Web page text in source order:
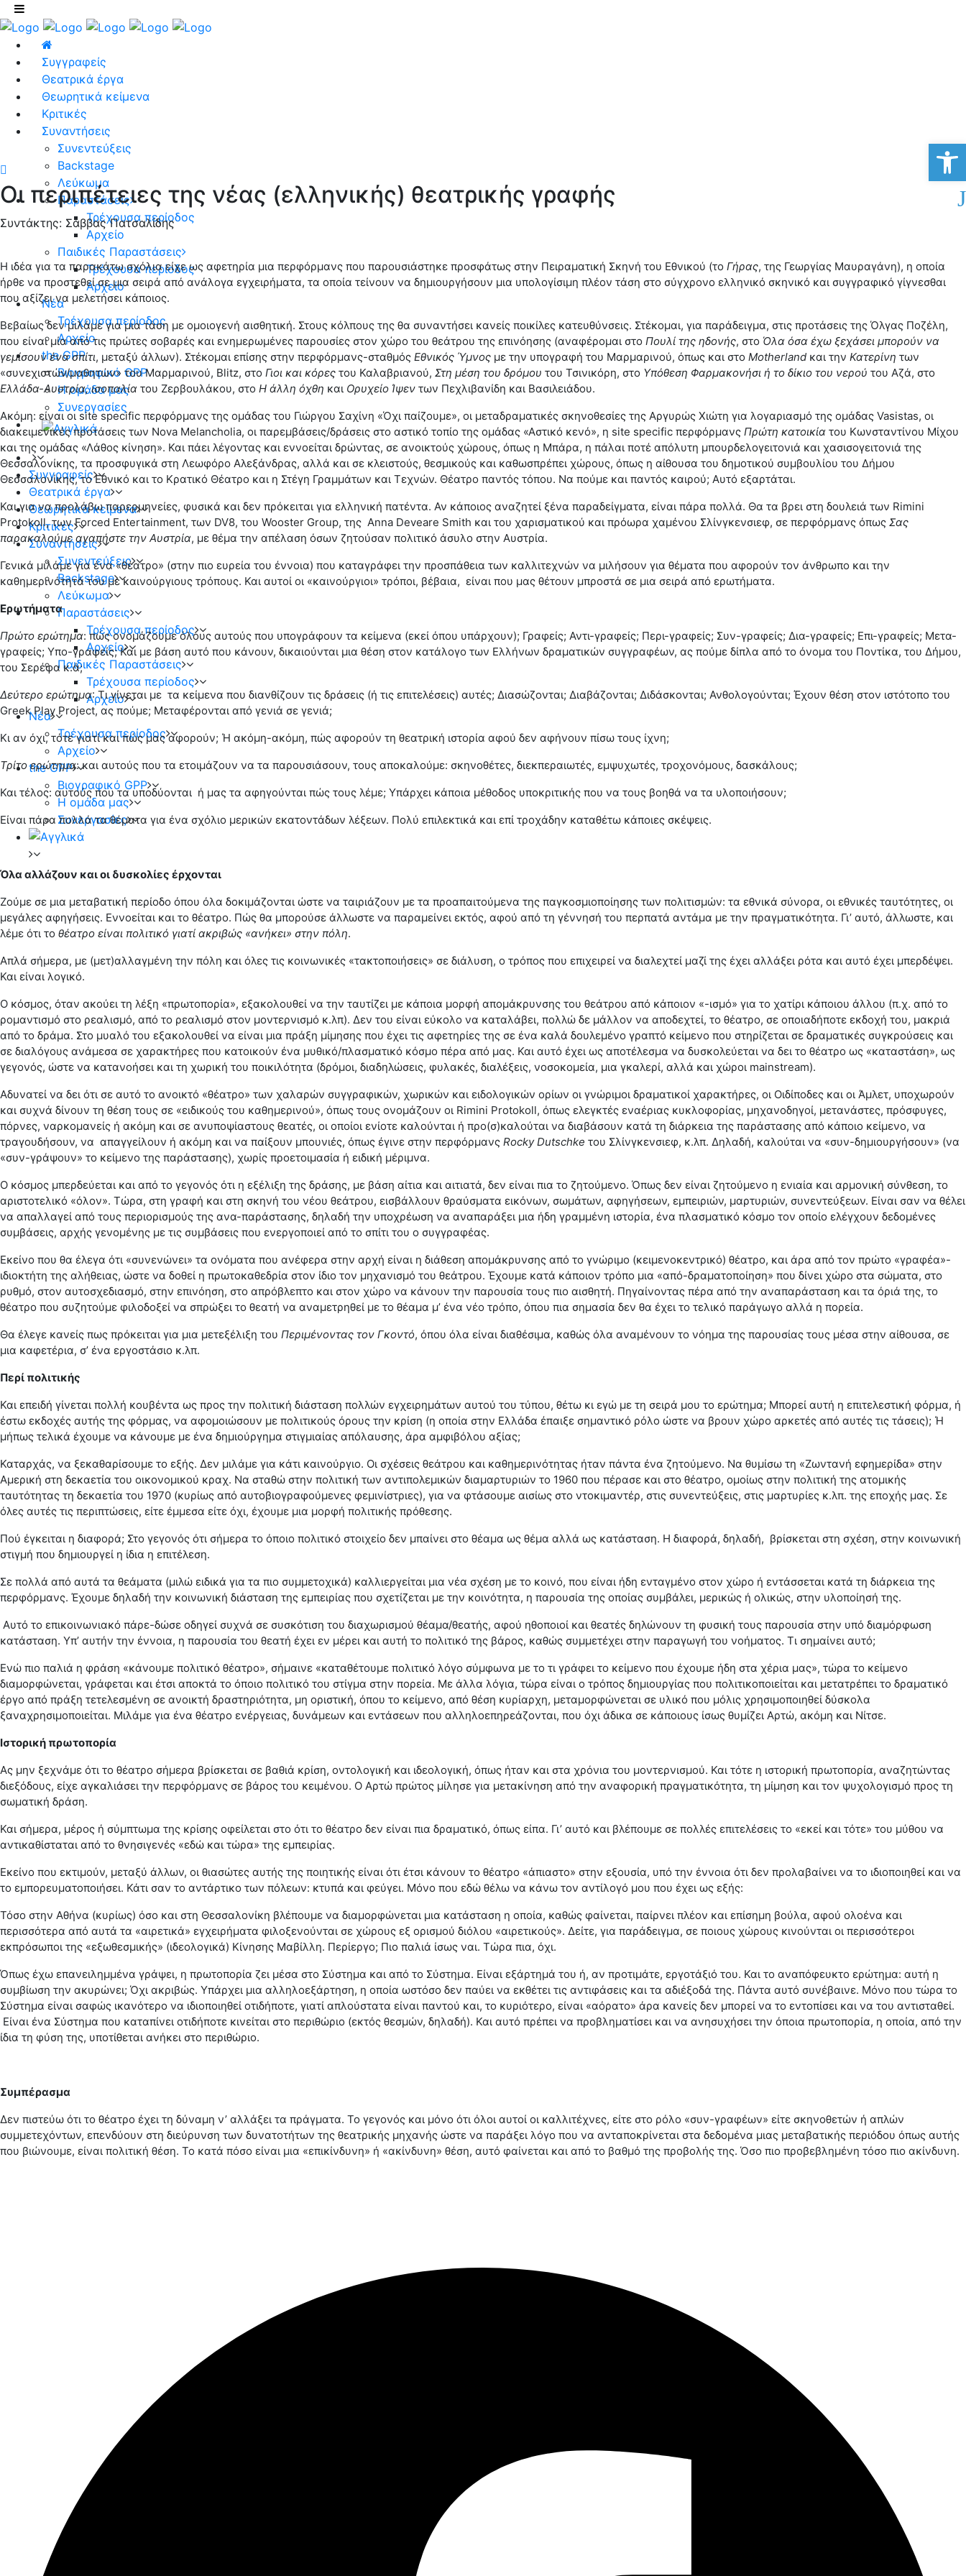
Συγγραφείς
Θεατρικά έργα
Θεωρητικά κείμενα
Κριτικές
Συναντήσεις
Συνεντεύξεις
Backstage
Λεύκωμα
Παραστάσεις
Τρέχουσα περίοδος
Αρχείο
Παιδικές Παραστάσεις
Τρέχουσα περίοδος
Αρχείο
Νέα
Τρέχουσα περίοδος
Αρχείο
the GPP
Βιογραφικό GPP
Η ομάδα μας
Συνεργασίες
Συγγραφείς
Θεατρικά έργα
Θεωρητικά κείμενα
Κριτικές
Συναντήσεις
Συνεντεύξεις
Backstage
Λεύκωμα
Παραστάσεις
Τρέχουσα περίοδος
Αρχείο
Παιδικές Παραστάσεις
Τρέχουσα περίοδος
Αρχείο
Νέα
Τρέχουσα περίοδος
Αρχείο
the GPP
Βιογραφικό GPP
Η ομάδα μας
Συνεργασίες
Οι περιπέτειες της νέας (ελληνικής) θεατρικής γραφής
Συντάκτης: Σάββας Πατσαλίδης
Η ιδέα για τα παρακάτω σχόλια είχε ως αφετηρία μια περφόρμανς που παρουσιάστηκε προσφάτως στην Πειραματική Σκηνή του Εθνικού (το Γήρας, της Γεωργίας Μαυραγάνη), η οποία
ήρθε να προστεθεί σε μια σειρά από ανάλογα εγχειρήματα, τα οποία τείνουν να δημιουργήσουν μια υπολογίσιμη πλέον τάση στο σύγχρονο ελληνικό σκηνικό και συγγραφικό γίγνεσθαι
που αξίζει να μελετήσει κάποιος.
Βεβαίως δεν μιλάμε για μια τάση με ομοιογενή αισθητική. Στους κόλπους της θα συναντήσει κανείς ποικίλες κατευθύνσεις. Στέκομαι, για παράδειγμα, στις προτάσεις της Όλγας Ποζέλη,
που είναι μία από τις πρώτες σοβαρές και ενημερωμένες παρουσίες στον χώρο του θεάτρου της επινόησης (αναφέρομαι στο Πουλί της ηδονής, στο Όλα όσα έχω ξεχάσει μπορούν να
γεμίσουν ένα σπίτι, μεταξύ άλλων). Στέκομαι επίσης στην περφόρμανς-σταθμός Εθνικός Ύμνος με την υπογραφή του Μαρμαρινού, όπως και στο Motherland και την Κατερίνη των
«συνεχιστών/μαθητών» του Μαρμαρινού, Blitz, στο Γιοι και κόρες του Καλαβριανού, Στη μέση του δρόμου του Τσινικόρη, στο Υπόθεση Φαρμακονήσι ή το δίκιο του νερού του Αζά, στο
Ελλάδα-Αυστρία, ισοπαλία του Ζερβουλάκου, στο Η άλλη όχθη και Ορυχείο Ίψεν των Πεχλιβανίδη και Βασιλειάδου.
Ακόμη: είναι οι site specific περφόρμανς της ομάδας του Γιώργου Σαχίνη «Όχι παίζουμε», οι μεταδραματικές σκηνοθεσίες της Αργυρώς Χιώτη για λογαριασμό της ομάδας Vasistas, οι
διακειμενικές προτάσεις των Nova Melancholia, οι παρεμβάσεις/δράσεις στο αστικό τοπίο της ομάδας «Αστικό κενό», η site specific περφόρμανς Πρώτη κατοικία του Κωνσταντίνου Μίχου
και της ομάδας «Λάθος κίνηση». Και πάει λέγοντας και εννοείται δρώντας, σε ανοικτούς χώρους, όπως η Μπάρα, η πάλαι ποτέ απόλυτη μπουρδελογειτονιά και χασισογειτονιά της
Θεσσαλονίκης, τα προσφυγικά στη Λεωφόρο Αλεξάνδρας, αλλά και σε κλειστούς, θεσμικούς και καθωσπρέπει χώρους, όπως η αίθουσα του δημοτικού συμβουλίου του Δήμου
Θεσσαλονίκης, το Εθνικό και το Κρατικό Θέατρο και η Στέγη Γραμμάτων και Τεχνών. Θέατρο παντός τόπου. Να πούμε και παντός καιρού; Αυτό εξαρτάται.
Και για να προλάβω παρερμηνείες, φυσικά και δεν πρόκειται για ελληνική πατέντα. Αν κάποιος αναζητεί ξένα παραδείγματα, είναι πάρα πολλά. Θα τα βρει στη δουλειά των Rimini
Protokoll, των Forced Entertainment, των DV8, του Wooster Group, της Anna Deveare Smith και του χαρισματικού και πρόωρα χαμένου Σλίνγκενσιεφ, σε περφόρμανς όπως Σας
παρακαλούμε αγαπήστε την Αυστρία, με θέμα την απέλαση όσων ζητούσαν πολιτικό άσυλο στην Αυστρία.
Γενικά μιλάμε για ένα «θέατρο» (στην πιο ευρεία του έννοια) που καταγράφει την προσπάθεια των καλλιτεχνών να μιλήσουν για θέματα που αφορούν τον άνθρωπο και την
καθημερινότητά του με καινούργιους τρόπους. Και αυτοί οι «καινούργιοι» τρόποι, βέβαια, είναι που μας θέτουν μπροστά σε μια σειρά από ερωτήματα.
Ερωτήματα
Πρώτο ερώτημα: πώς ονομάζουμε όλους αυτούς που υπογράφουν τα κείμενα (εκεί όπου υπάρχουν); Γραφείς; Αντι-γραφείς; Περι-γραφείς; Συν-γραφείς; Δια-γραφείς; Επι-γραφείς; Μετα-
γραφείς; Υπο-γραφείς; Και με βάση αυτό που κάνουν, δικαιούνται μια θέση στον κατάλογο των Ελλήνων δραματικών συγγραφέων, ας πούμε δίπλα από το όνομα του Ποντίκα, του Δήμου,
του Σερέφα κ.ά;
Δεύτερο ερώτημα: Τι γίνεται με τα κείμενα που διανθίζουν τις δράσεις (ή τις επιτελέσεις) αυτές; Διασώζονται; Διαβάζονται; Διδάσκονται; Ανθολογούνται; Έχουν θέση στον ιστότοπο του
Greek Play Project, ας πούμε; Μεταφέρονται από γενιά σε γενιά;
Κι αν όχι, τότε γιατί και πώς μας αφορούν; Ή ακόμη-ακόμη, πώς αφορούν τη θεατρική ιστορία αφού δεν αφήνουν πίσω τους ίχνη;
Τρίτο ερώτημα: και αυτούς που τα ετοιμάζουν να τα παρουσιάσουν, τους αποκαλούμε: σκηνοθέτες, διεκπεραιωτές, εμψυχωτές, τροχονόμους, δασκάλους;
Και τέλος: αυτούς που τα υποδύονται ή μας τα αφηγούνται πώς τους λέμε; Υπάρχει κάποια μέθοδος υποκριτικής που να τους βοηθά να τα υλοποιήσουν;
Είναι πάρα πολλά τα θέματα για ένα σχόλιο μερικών εκατοντάδων λέξεων. Πολύ επιλεκτικά και επί τροχάδην καταθέτω κάποιες σκέψεις.
Όλα αλλάζουν και οι δυσκολίες έρχονται
Ζούμε σε μια μεταβατική περίοδο όπου όλα δοκιμάζονται ώστε να ταιριάζουν με τα προαπαιτούμενα της παγκοσμιοποίησης των πολιτισμών: τα εθνικά σύνορα, οι εθνικές ταυτότητες, οι
μεγάλες αφηγήσεις. Εννοείται και το θέατρο. Πώς θα μπορούσε άλλωστε να παραμείνει εκτός, αφού από τη γέννησή του περπατά αντάμα με την πραγματικότητα. Γι’ αυτό, άλλωστε, και
λέμε ότι το θέατρο είναι πολιτικό γιατί ακριβώς «ανήκει» στην πόλη.
Απλά σήμερα, με (μετ)αλλαγμένη την πόλη και όλες τις κοινωνικές «τακτοποιήσεις» σε διάλυση, ο τρόπος που επιχειρεί να διαλεχτεί μαζί της έχει αλλάξει ρότα και αυτό έχει μπερδέψει.
Και είναι λογικό.
Ο κόσμος, όταν ακούει τη λέξη «πρωτοπορία», εξακολουθεί να την ταυτίζει με κάποια μορφή απομάκρυνσης του θεάτρου από κάποιον «-ισμό» για το χατίρι κάποιου άλλου (π.χ. από το
ρομαντισμό στο ρεαλισμό, από το ρεαλισμό στον μοντερνισμό κ.λπ). Δεν του είναι εύκολο να καταλάβει, πολλώ δε μάλλον να αποδεχτεί, το θέατρο, σε οποιαδήποτε εκδοχή του, μακριά
από το δράμα. Στο μυαλό του εξακολουθεί να είναι μια πράξη μίμησης που έχει τις αφετηρίες της σε ένα καλά δουλεμένο γραπτό κείμενο που στηρίζεται σε δραματικές συγκρούσεις και
σε διαλόγους ανάμεσα σε χαρακτήρες που κατοικούν ένα μυθικό/πλασματικό κόσμο πέρα από μας. Και αυτό έχει ως αποτέλεσμα να δυσκολεύεται να δει το θέατρο ως «καταστάση», ως
γεγονός, ώστε να κατανοήσει και τη χωρική του ποικιλότητα (δρόμοι, διαδηλώσεις, φυλακές, διαλέξεις, νοσοκομεία, μια γκαλερί, αλλά και χώροι mainstream).
Αδυνατεί να δει ότι σε αυτό το ανοικτό «θέατρο» των χαλαρών συγγραφικών, χωρικών και ειδολογικών ορίων οι γνώριμοι δραματικοί χαρακτήρες, οι Οιδίποδες και οι Άμλετ, υποχωρούν
και συχνά δίνουν τη θέση τους σε «ειδικούς του καθημερινού», όπως τους ονομάζουν οι Rimini Protokoll, όπως ελεγκτές εναέριας κυκλοφορίας, μηχανοδηγοί, μετανάστες, πρόσφυγες,
πόρνες, ναρκομανείς ή ακόμη και σε ανυποψίαστους θεατές, οι οποίοι ενίοτε καλούνται ή προ(σ)καλούται να διαβάσουν κατά τη διάρκεια της παράστασης από κάποιο κείμενο, να
τραγουδήσουν, να απαγγείλουν ή ακόμη και να παίξουν μπουνιές, όπως έγινε στην περφόρμανς Rocky Dutschke του Σλίνγκενσιεφ, κ.λπ. Δηλαδή, καλούται να «συν-δημιουργήσουν» (να
«συν-γράψουν» το κείμενο της παράστασης), χωρίς προετοιμασία ή ειδική μέριμνα.
Ο κόσμος μπερδεύεται και από το γεγονός ότι η εξέλιξη της δράσης, με βάση αίτια και αιτιατά, δεν είναι πια το ζητούμενο. Όπως δεν είναι ζητούμενο η ενιαία και αρμονική σύνθεση, το
αριστοτελικό «όλον». Τώρα, στη γραφή και στη σκηνή του νέου θεάτρου, εισβάλλουν θραύσματα εικόνων, σωμάτων, αφηγήσεων, εμπειριών, μαρτυριών, συνεντεύξεων. Είναι σαν να θέλει
να απαλλαγεί από τους περιορισμούς της ανα-παράστασης, δηλαδή την υποχρέωση να αναπαράξει μια ήδη γραμμένη ιστορία, ένα πλασματικό κόσμο τον οποίο ελέγχουν δεδομένες
συμβάσεις, αρχής γενομένης με τις συμβάσεις που ενεργοποιεί από το σπίτι του ο συγγραφέας.
Εκείνο που θα έλεγα ότι «συνενώνει» τα ονόματα που ανέφερα στην αρχή είναι η διάθεση απομάκρυνσης από το γνώριμο (κειμενοκεντρικό) θέατρο, και άρα από τον πρώτο «γραφέα»-
ιδιοκτήτη της αλήθειας, ώστε να δοθεί η πρωτοκαθεδρία στον ίδιο τον μηχανισμό του θεάτρου. Έχουμε κατά κάποιον τρόπο μια «από-δραματοποίηση» που δίνει χώρο στα σώματα, στο
ρυθμό, στον αυτοσχεδιασμό, στην επινόηση, στο απρόβλεπτο και στον χώρο να κάνουν την παρουσία τους πιο αισθητή. Πηγαίνοντας πέρα από την αναπαράσταση και τα όριά της, το
θέατρο που συζητούμε φιλοδοξεί να σπρώξει το θεατή να αναμετρηθεί με το θέαμα μ’ ένα νέο τρόπο, όπου πια σημασία δεν θα έχει το τελικό παράγωγο αλλά η πορεία.
Θα έλεγε κανείς πως πρόκειται για μια μετεξέλιξη του Περιμένοντας τον Γκοντό, όπου όλα είναι διαθέσιμα, καθώς όλα αναμένουν το νόημα της παρουσίας τους μέσα στην αίθουσα, σε
μια καφετέρια, σ’ ένα εργοστάσιο κ.λπ.
Περί πολιτικής
Και επειδή γίνεται πολλή κουβέντα ως προς την πολιτική διάσταση πολλών εγχειρημάτων αυτού του τύπου, θέτω κι εγώ με τη σειρά μου το ερώτημα; Μπορεί αυτή η επιτελεστική φόρμα, ή
έστω εκδοχές αυτής της φόρμας, να αφομοιώσουν με πολιτικούς όρους την κρίση (η οποία στην Ελλάδα έπαιξε σημαντικό ρόλο ώστε να βρουν χώρο αρκετές από αυτές τις τάσεις); Ή
μήπως τελικά έχουμε να κάνουμε με ένα δημιούργημα στιγμιαίας απόλαυσης, άρα αμφιβόλου αξίας;
Καταρχάς, να ξεκαθαρίσουμε το εξής. Δεν μιλάμε για κάτι καινούργιο. Οι σχέσεις θεάτρου και καθημερινότητας ήταν πάντα ένα ζητούμενο. Να θυμίσω τη «Ζωντανή εφημερίδα» στην
Αμερική στη δεκαετία του οικονομικού κραχ. Να σταθώ στην πολιτική των αντιπολεμικών διαμαρτυριών το 1960 που πέρασε και στο θέατρο, ομοίως στην πολιτική της ατομικής
ταυτότητας τη δεκαετία του 1970 (κυρίως από αυτοβιογραφούμενες φεμινίστριες), για να φτάσουμε αισίως στο ντοκιμαντέρ, στις συνεντεύξεις, στις μαρτυρίες κ.λπ. της εποχής μας. Σε
όλες αυτές τις περιπτώσεις, είτε έμμεσα είτε όχι, έχουμε μια μορφή πολιτικής πρόθεσης.
Πού έγκειται η διαφορά; Στο γεγονός ότι σήμερα το όποιο πολιτικό στοιχείο δεν μπαίνει στο θέαμα ως θέμα αλλά ως κατάσταση. Η διαφορά, δηλαδή, βρίσκεται στη σχέση, στην κοινωνική
στιγμή που δημιουργεί η ίδια η επιτέλεση.
Σε πολλά από αυτά τα θεάματα (μιλώ ειδικά για τα πιο συμμετοχικά) καλλιεργείται μια νέα σχέση με το κοινό, που είναι ήδη ενταγμένο στον χώρο ή εντάσσεται κατά τη διάρκεια της
περφόρμανς. Έχουμε δηλαδή την κοινωνική διάσταση της εμπειρίας που σχετίζεται με την κοινότητα, η παρουσία της οποίας συμβάλει, μερικώς ή ολικώς, στην υλοποίησή της.
Αυτό το επικοινωνιακό πάρε-δώσε οδηγεί συχνά σε συσκότιση του διαχωρισμού θέαμα/θεατής, αφού ηθοποιοί και θεατές δηλώνουν τη φυσική τους παρουσία στην υπό διαμόρφωση
κατάσταση. Υπ’ αυτήν την έννοια, η παρουσία του θεατή έχει εν μέρει και αυτή το πολιτικό της βάρος, καθώς συμμετέχει στην παραγωγή του νοήματος. Τι σημαίνει αυτό;
Ενώ πιο παλιά η φράση «κάνουμε πολιτικό θέατρο», σήμαινε «καταθέτουμε πολιτικό λόγο σύμφωνα με το τι γράφει το κείμενο που έχουμε ήδη στα χέρια μας», τώρα το κείμενο
διαμορφώνεται, γράφεται και έτσι αποκτά το όποιο πολιτικό του στίγμα στην πορεία. Με άλλα λόγια, τώρα είναι ο τρόπος δημιουργίας που πολιτικοποιείται και μετατρέπει το δραματικό
έργο από πράξη τετελεσμένη σε ανοικτή δραστηριότητα, μη οριστική, όπου το κείμενο, από θέση κυρίαρχη, μεταμορφώνεται σε υλικό που μόλις χρησιμοποιηθεί δύσκολα
ξαναχρησιμοποιείται. Μιλάμε για ένα θέατρο ενέργειας, δυνάμεων και εντάσεων που αλληλοεπηρεάζονται, που όχι άδικα σε κάποιους ίσως θυμίζει Αρτώ, ακόμη και Νίτσε.
Ιστορική πρωτοπορία
Ας μην ξεχνάμε ότι το θέατρο σήμερα βρίσκεται σε βαθιά κρίση, οντολογική και ιδεολογική, όπως ήταν και στα χρόνια του μοντερνισμού. Και τότε η ιστορική πρωτοπορία, αναζητώντας
διεξόδους, είχε αγκαλιάσει την περφόρμανς σε βάρος του κειμένου. Ο Αρτώ πρώτος μίλησε για μετακίνηση από την αναφορική πραγματικότητα, τη μίμηση και τον ψυχολογισμό προς τη
σωματική δράση.
Και σήμερα, μέρος ή σύμπτωμα της κρίσης οφείλεται στο ότι το θέατρο δεν είναι πια δραματικό, όπως είπα. Γι’ αυτό και βλέπουμε σε πολλές επιτελέσεις το «εκεί και τότε» του μύθου να
αντικαθίσταται από το θνησιγενές «εδώ και τώρα» της εμπειρίας.
Εκείνο που εκτιμούν, μεταξύ άλλων, οι θιασώτες αυτής της ποιητικής είναι ότι έτσι κάνουν το θέατρο «άπιαστο» στην εξουσία, υπό την έννοια ότι δεν προλαβαίνει να το ιδιοποιηθεί και να
το εμπορευματοποιήσει. Κάτι σαν το αντάρτικο των πόλεων: κτυπά και φεύγει. Μόνο που εδώ θέλω να κάνω τον αντίλογό μου που έχει ως εξής:
Τόσο στην Αθήνα (κυρίως) όσο και στη Θεσσαλονίκη βλέπουμε να διαμορφώνεται μια κατάσταση η οποία, καθώς φαίνεται, παίρνει πλέον και επίσημη βούλα, αφού ολοένα και
περισσότερα από αυτά τα «αιρετικά» εγχειρήματα φιλοξενούνται σε χώρους εξ ορισμού διόλου «αιρετικούς». Δείτε, για παράδειγμα, σε ποιους χώρους κινούνται οι περισσότεροι
εκπρόσωποι της «εξωθεσμικής» (ιδεολογικά) Κίνησης Μαβίλλη. Περίεργο; Πιο παλιά ίσως ναι. Τώρα πια, όχι.
Όπως έχω επανειλημμένα γράψει, η πρωτοπορία ζει μέσα στο Σύστημα και από το Σύστημα. Είναι εξάρτημά του ή, αν προτιμάτε, εργοτάξιό του. Και το αναπόφευκτο ερώτημα: αυτή η
συμβίωση την ακυρώνει; Όχι ακριβώς. Υπάρχει μια αλληλοεξάρτηση, η οποία ωστόσο δεν παύει να εκθέτει τις αντιφάσεις και τα αδιέξοδά της. Πάντα αυτό συνέβαινε. Μόνο που τώρα το
Σύστημα είναι σαφώς ικανότερο να ιδιοποιηθεί οτιδήποτε, γιατί απλούστατα είναι παντού και, το κυριότερο, είναι «αόρατο» άρα κανείς δεν μπορεί να το εντοπίσει και να του αντισταθεί.
Είναι ένα Σύστημα που καταπίνει οτιδήποτε κινείται στο περιθώριο (εκτός θεσμών, δηλαδή). Και αυτό πρέπει να προβληματίσει και να ανησυχήσει την όποια πρωτοπορία, η οποία, από την
ίδια τη φύση της, υποτίθεται ανήκει στο περιθώριο.
Συμπέρασμα
Δεν πιστεύω ότι το θέατρο έχει τη δύναμη ν’ αλλάξει τα πράγματα. Το γεγονός και μόνο ότι όλοι αυτοί οι καλλιτέχνες, είτε στο ρόλο «συν-γραφέων» είτε σκηνοθετών ή απλών
συμμετεχόντων, επενδύουν στη διεύρυνση των δυνατοτήτων της θεατρικής μηχανής ώστε να παράξει λόγο που να ανταποκρίνεται στα δεδομένα μιας μεταβατικής περιόδου όπως αυτής
που βιώνουμε, είναι πολιτική θέση. Το κατά πόσο είναι μια «επικίνδυνη» ή «ακίνδυνη» θέση, αυτό φαίνεται και από το βαθμό της προβολής της. Όσο πιο προβεβλημένη τόσο πιο ακίνδυνη.